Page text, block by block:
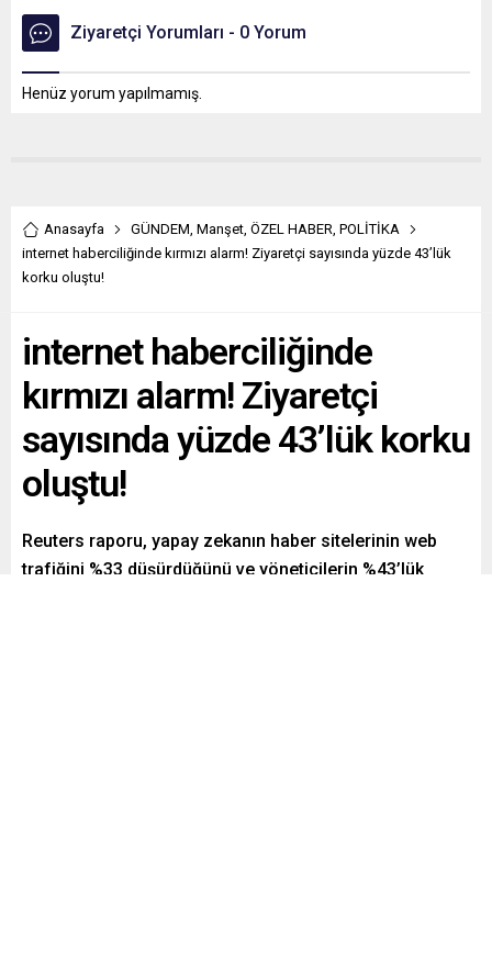
Ziyaretçi Yorumları - 0 Yorum
Henüz yorum yapılmamış.
Anasayfa GÜNDEM Manşet ÖZEL HABER POLİTİKA
internet haberciliğinde kırmızı alarm! Ziyaretçi sayısında yüzde 43’lük
korku oluştu!
internet haberciliğinde
kırmızı alarm! Ziyaretçi
sayısında yüzde 43’lük korku
oluştu!
Reuters raporu, yapay zekanın haber sitelerinin web
trafiğini %33 düşürdüğünü ve yöneticilerin %43’lük